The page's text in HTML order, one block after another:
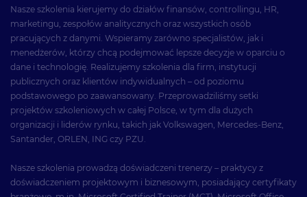
Nasze szkolenia kierujemy do działów finansów, controllingu, HR,
marketingu, zespołów analitycznych oraz wszystkich osób
pracujących z danymi. Wspieramy zarówno specjalistów, jak i
menedżerów, którzy chcą podejmować lepsze decyzje w oparciu o
dane i technologię. Realizujemy szkolenia dla firm, instytucji
publicznych oraz klientów indywidualnych – od poziomu
podstawowego po zaawansowany. Przeprowadziliśmy setki
projektów szkoleniowych w całej Polsce, w tym dla dużych
organizacji i liderów rynku, takich jak Volkswagen, Mercedes-Benz,
Santander, ORLEN, ING czy PZU.
Nasze szkolenia prowadzą doświadczeni trenerzy – praktycy z
doświadczeniem projektowym i biznesowym, posiadający certyfikaty